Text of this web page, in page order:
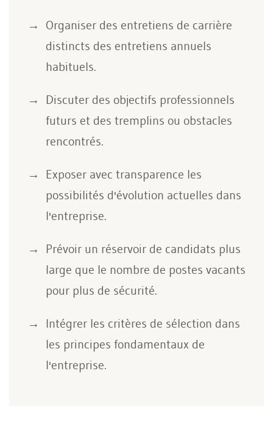
Organiser des entretiens de carrière
distincts des entretiens annuels
habituels.
Discuter des objectifs professionnels
futurs et des tremplins ou obstacles
rencontrés.
Exposer avec transparence les
possibilités d'évolution actuelles dans
l'entreprise.
Prévoir un réservoir de candidats plus
large que le nombre de postes vacants
pour plus de sécurité.
Intégrer les critères de sélection dans
les principes fondamentaux de
l'entreprise.